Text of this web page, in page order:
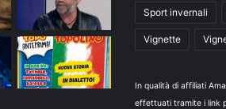
Sport invernali
Vignette
In qualità di affiliati
effettuati tramite i link